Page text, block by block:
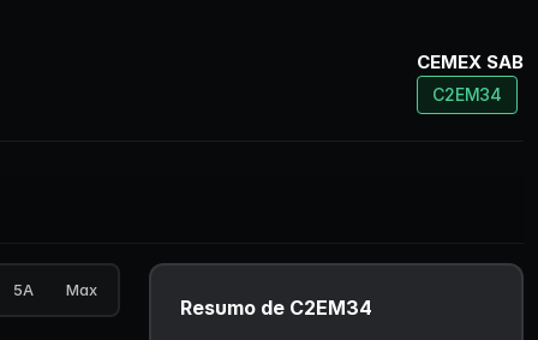
CEMEX SAB
C2EM34
5A Max
Resumo de C2EM34